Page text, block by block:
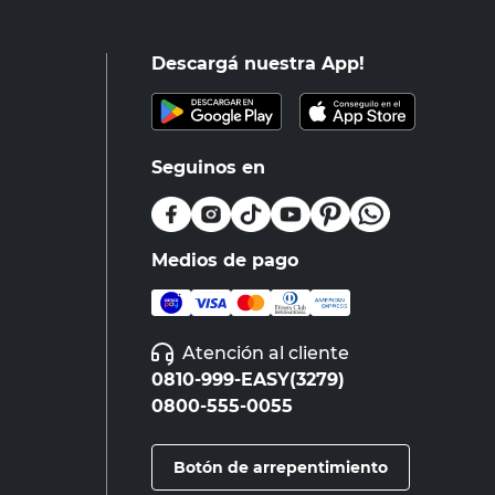
Descargá nuestra App!
Seguinos en
Medios de pago
Atención al cliente
0810-999-EASY(3279)
0800-555-0055
Botón de arrepentimiento